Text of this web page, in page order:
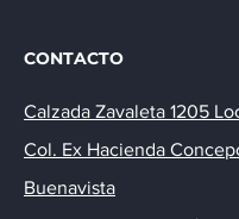
CONTACTO
Calzada Zavaleta 1205
Col. Ex Hacienda
Buenavista